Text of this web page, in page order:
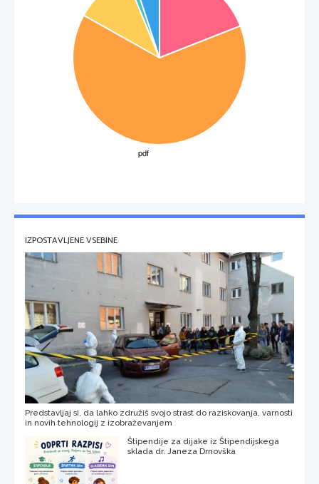
IZPOSTAVLJENE VSEBINE
Predstavljaj si, da lahko združiš svojo strast do raziskovanja, varnosti
in novih tehnologij z izobraževanjem
Štipendije za dijake iz Štipendijskega
sklada dr. Janeza Drnovška